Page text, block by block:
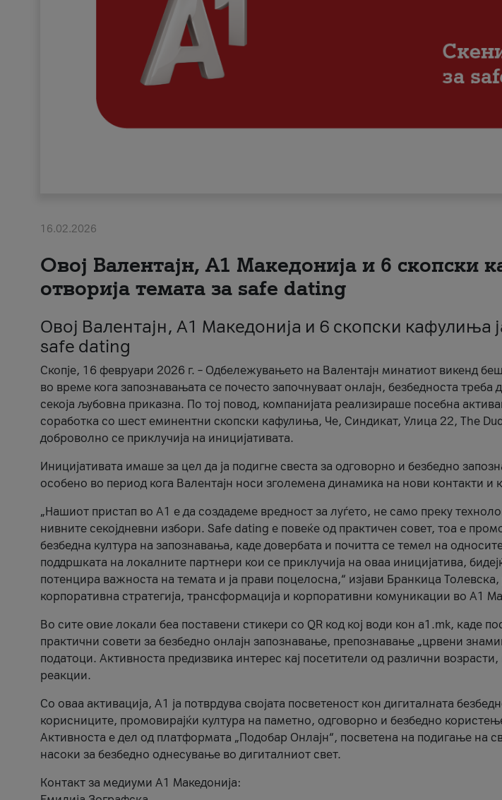
16.02.2026
Овој Валентајн, A1 Македонија и 6 скопски
отворија темата за safe dating
Овој Валентајн, A1 Македонија и 6 скопски кафулиња
safe dating
Скопје, 16 февруари 2026 г. – Одбележувањето на Валентајн минатиот викенд
во време кога запознавањата се почесто започнуваат онлајн, безбедноста треба
секоја љубовна приказна. По тој повод, компанијата реализираше посебна
соработка со шест еминентни скопски кафулиња, Че, Синдикат, Улица 22, The
доброволно се приклучија на иницијативата.
Иницијативата имаше за цел да ја подигне свеста за одговорно и безбедно
особено во период кога Валентајн носи зголемена динамика на нови контакти и
„Нашиот пристап во А1 е да создадеме вредност за луѓето, не само преку
нивните секојдневни избори. Safe dating е повеќе од практичен совет, тоа е
безбедна култура на запознавања, каде довербата и почитта се темел на
поддршката на локалните партнери кои се приклучија на оваа иницијатива,
потенцира важноста на темата и ја прави поцелосна,“ изјави Бранкица
корпоративна стратегија, трансформација и корпоративни комуникации во А1
Во сите овие локали беа поставени стикери со QR код кој води кон a1.mk, каде
практични совети за безбедно онлајн запознавање, препознавање „црвени
податоци. Активноста предизвика интерес кај посетители од различни
реакции.
Со оваа активација, А1 ја потврдува својата посветеност кон дигиталната
корисниците, промовирајќи култура на паметно, одговорно и безбедно
Активноста е дел од платформата „Подобар Онлајн“, посветена на подигање на
насоки за безбедно однесување во дигиталниот свет.
Контакт за медиуми А1 Македонија: